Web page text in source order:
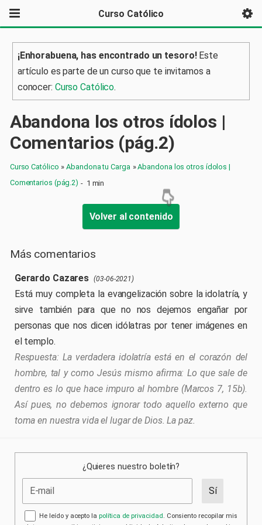
Curso Católico
¡Enhorabuena, has encontrado un tesoro!Este
artículo es parte de un curso que te invitamos a
conocer: Curso Católico.
Abandona los otros ídolos |
Comentarios (pág.2)
Curso Católico »Abandona tu Carga »Abandona los otros ídolos |
Comentarios (pág.2) - 1 min
Volver al contenido
Más comentarios
Gerardo Cazares (03-06-2021)
Está muy completa la evangelización sobre la idolatría, y
sirve también para que no nos dejemos engañar por
personas que nos dicen idólatras por tener imágenes en
el templo.
La verdadera idolatría está en el corazón del
hombre, tal y como Jesús mismo afirma: Lo que sale de
dentro es lo que hace impuro al hombre (Marcos 7, 15b).
Así pues, no debemos ignorar todo aquello externo que
toma en nuestra vida el lugar de Dios. La paz.
¿Quieres nuestro boletín?
He leído y acepto lapolítica de privacidad. Consiento recopilar mis